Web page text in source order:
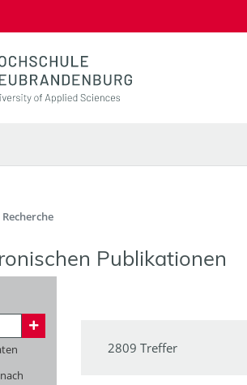
Recherche
Publikationen
2809 Treffer